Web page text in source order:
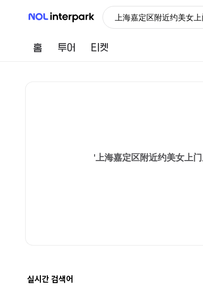
NOL 인터파크 上海嘉定区附近约美女
홈 투어
' 上海嘉定区附近约美女
실시간 검색어